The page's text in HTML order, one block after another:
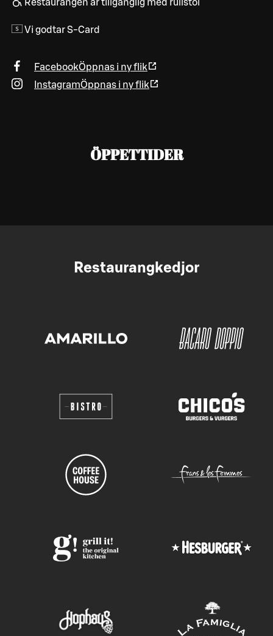
Restaurangen är tillgänglig med rullstol
Vi godtar S-Card
FacebookÖppnas i ny flik
InstagramÖppnas i ny flik
ÖPPETTIDER
Restaurangkedjor